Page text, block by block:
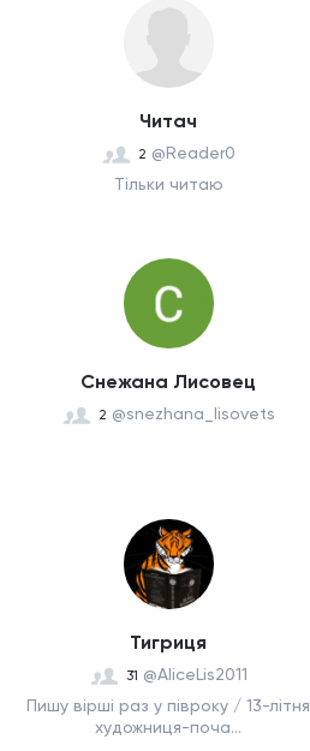
Читач
2 @Reader0
Тільки читаю
Снежана Лисовец
2 @snezhana_lisovets
Тигриця
31 @AliceLis2011
Пишу вірші раз у півроку / 13-літня
художниця-поча...